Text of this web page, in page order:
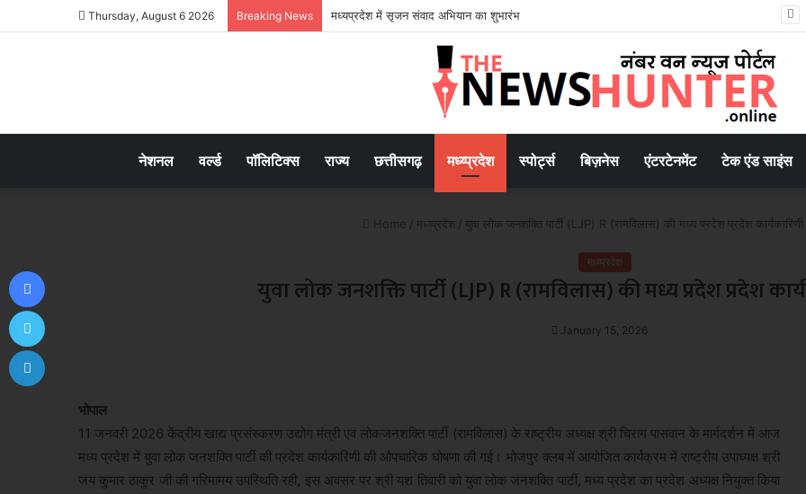
Thursday, August 6 2026 Breaking News मध्यप्रदेश में सृजन संवाद अभियान का शुभारंभ
नेशनल वर्ल्ड पॉलिटिक्स राज्य छत्तीसगढ़ मध्य्प्रदेश स्पोर्ट्स बिज़नेस एंटरटेनमेंट टेक एंड साइंस
Home / मध्य्प्रदेश / युवा लोक जनशक्ति पार्टी (LJP) R (रामविलास) की मध्य प्रदेश प्रदेश कार्यकारिणी
मध्य्प्रदेश
युवा लोक जनशक्ति पार्टी (LJP) R (रामविलास) की मध्य प्रदेश प्रदेश
January 15, 2026
भोपाल
11 जनवरी 2026 केंद्रीय खाद्य प्रसंस्करण उद्योग मंत्री एवं लोकजनशक्ति पार्टी (रामविलास) के राष्ट्रीय अध्यक्ष श्री चिराग पासवान के मार्गदर्शन में आज
मध्य प्रदेश में युवा लोक जनशक्ति पार्टी की प्रदेश कार्यकारिणी की औपचारिक घोषणा की गई। भोजपुर क्लब में आयोजित कार्यक्रम में राष्ट्रीय उपाध्यक्ष श्री
जय कुमार ठाकुर जी की गरिमामय उपस्थिति रही, इस अवसर पर श्री यश तिवारी को युवा लोक जनशक्ति पार्टी, मध्य प्रदेश का प्रदेश अध्यक्ष नियुक्त किया